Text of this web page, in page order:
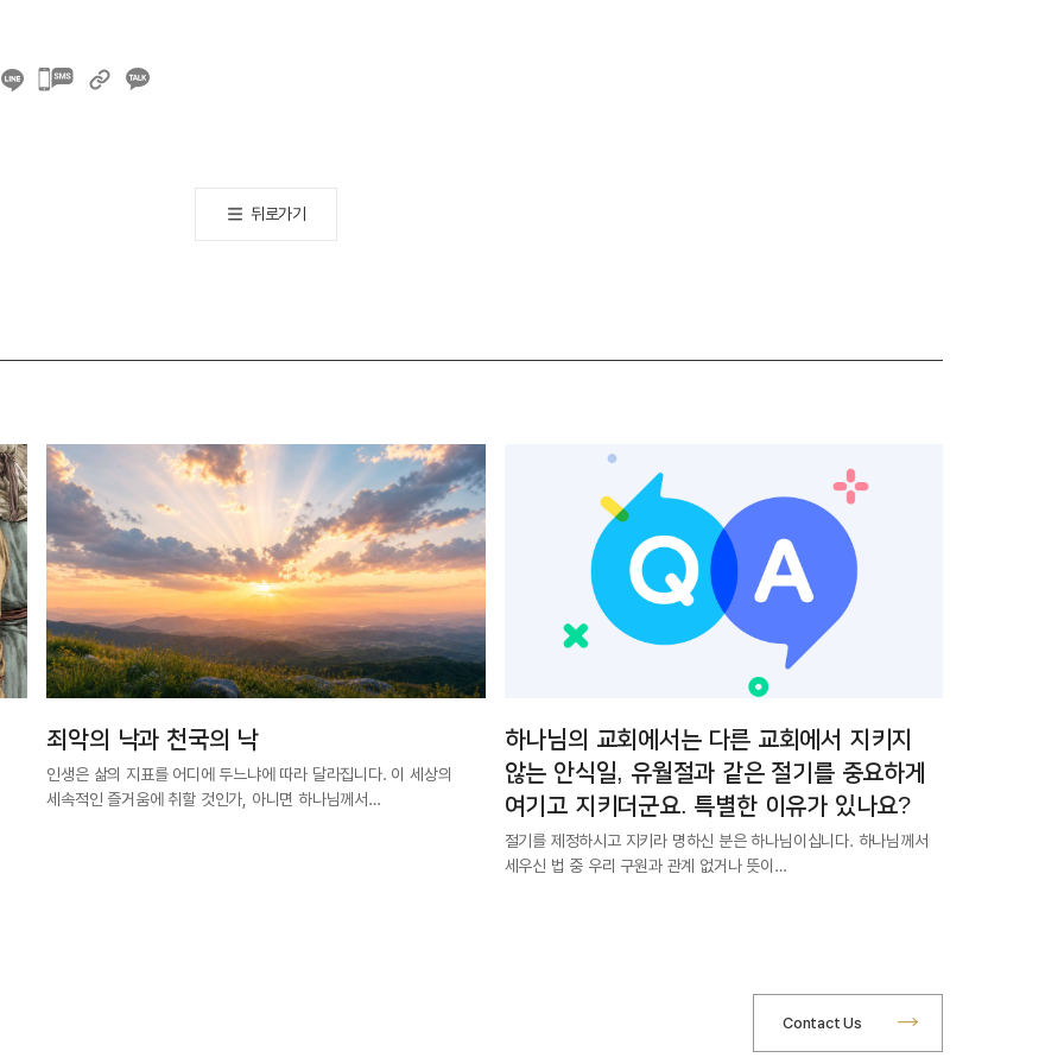
카카오톡
뒤로가기
죄악의 낙과 천국의 낙
인생은 삶의 지표를 어디에 두느냐에 따라 달라집니다. 이 세상의
세속적인 즐거움에 취할 것인가, 아니면 하나님께서…
하나님의 교회에서는 다른 교회에서 지키지
않는 안식일, 유월절과 같은 절기를 중요하게
여기고 지키더군요. 특별한 이유가 있나요?
절기를 제정하시고 지키라 명하신 분은 하나님이십니다. 하나님께서
세우신 법 중 우리 구원과 관계 없거나 뜻이…
Contact Us